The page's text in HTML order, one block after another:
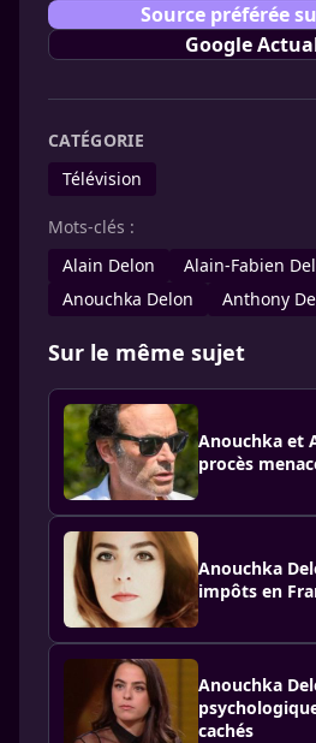
Source préférée
Google
CATÉGORIE
Télévision
Mots-clés :
Alain Delon
Alain-Fabien
Anouchka Delon
Anthony
Sur le même sujet
Anouchka et
procès
Anouchka
impôts en
Anouchka
cachés